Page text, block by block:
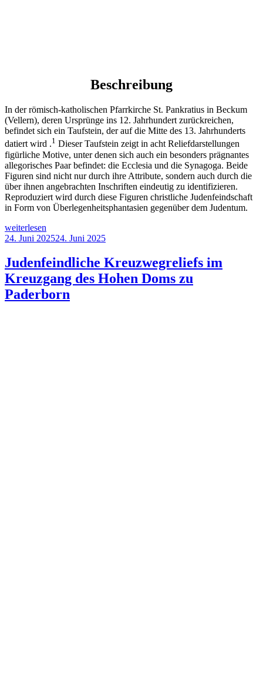
Beschreibung
In der römisch-katholischen Pfarrkirche St. Pankratius in Beckum
(Vellern), deren Ursprünge ins 12. Jahrhundert zurückreichen,
befindet sich ein Taufstein, der auf die Mitte des 13. Jahrhunderts
datiert wird .1 Dieser Taufstein zeigt in acht Reliefdarstellungen
figürliche Motive, unter denen sich auch ein besonders prägnantes
allegorisches Paar befindet: die Ecclesia und die Synagoga. Beide
Figuren sind nicht nur durch ihre Attribute, sondern auch durch die
über ihnen angebrachten Inschriften eindeutig zu identifizieren.
Reproduziert wird durch diese Figuren christliche Judenfeindschaft
in Form von Überlegenheitsphantasien gegenüber dem Judentum.
„Judenfeindliche
Taufsteinreliefs
&
Synagoga,
röm.-
kath.
Kirche
weiterlesen
Veröffentlicht
24. Juni 202524. Juni 2025
Judenfeindliche Kreuzwegreliefs im
Kreuzgang des Hohen Doms zu
Paderborn